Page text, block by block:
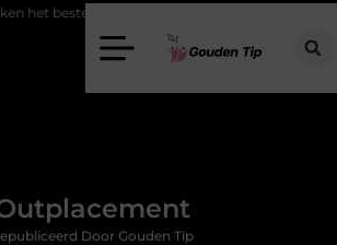
vastgoedmarketing?
Door Gouden Tip